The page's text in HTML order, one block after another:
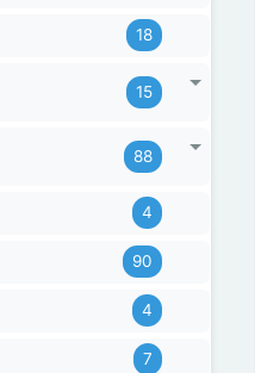
18
15
88
4
90
4
7